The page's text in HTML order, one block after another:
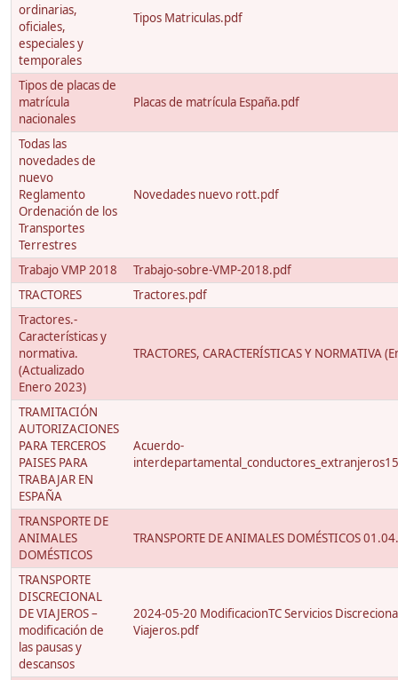
ordinarias,
oficiales,
especiales y
temporales
Tipos Matriculas.pdf
Tipos de placas de
matrícula
nacionales
Placas de matrícula España.pdf
Todas las
novedades de
nuevo
Reglamento
Ordenación de los
Transportes
Terrestres
Novedades nuevo rott.pdf
Trabajo VMP 2018
Trabajo-sobre-VMP-2018.pdf
TRACTORES
Tractores.pdf
Tractores.-
Características y
normativa.
(Actualizado
Enero 2023)
TRACTORES, CARACTERÍSTICAS Y NORMATIVA
TRAMITACIÓN
AUTORIZACIONES
PARA TERCEROS
PAISES PARA
TRABAJAR EN
ESPAÑA
Acuerdo-
TRANSPORTE DE
ANIMALES
DOMÉSTICOS
TRANSPORTE DE ANIMALES DOMÉSTICOS
TRANSPORTE
DISCRECIONAL
DE VIAJEROS –
modificación de
las pausas y
descansos
2024-05-20 ModificacionTC Servicios
Viajeros.pdf